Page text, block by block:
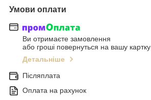
Умови оплати
Ви отримаєте замовлення
або гроші повернуться на вашу картку
Детальніше
Післяплата
Оплата на рахунок